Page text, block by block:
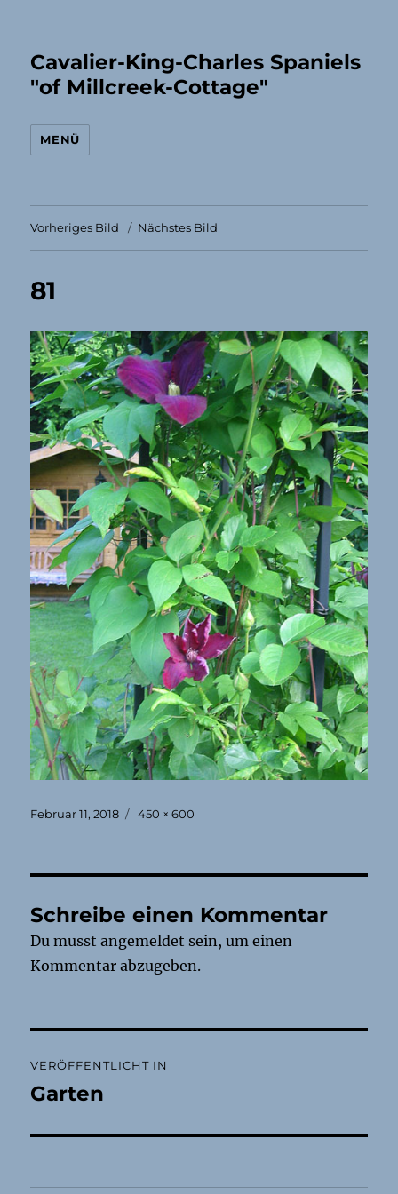
Cavalier-King-Charles Spaniels
"of Millcreek-Cottage"
MENÜ
Vorheriges Bild Nächstes Bild
81
Veröffentlicht
Februar 11, 2018 Originalgröße
450 × 600
Schreibe einen Kommentar
Du musstangemeldet sein, um einen
Kommentar abzugeben.
VERÖFFENTLICHT IN
Garten